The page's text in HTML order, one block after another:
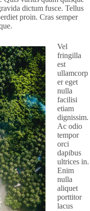
dictum fusce. Tellus
proin. Cras semper
Vel
fringilla
est
ullamcorp
er eget
nulla
facilisi
etiam
dignissim.
Ac odio
tempor
orci
dapibus
ultrices in.
Enim
nulla
aliquet
porttitor
lacus